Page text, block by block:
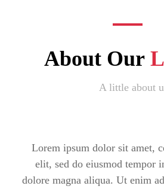
About Our
A little about
Lorem ipsum dolor sit amet,
elit, sed do eiusmod tempor
dolore magna aliqua. Ut enim